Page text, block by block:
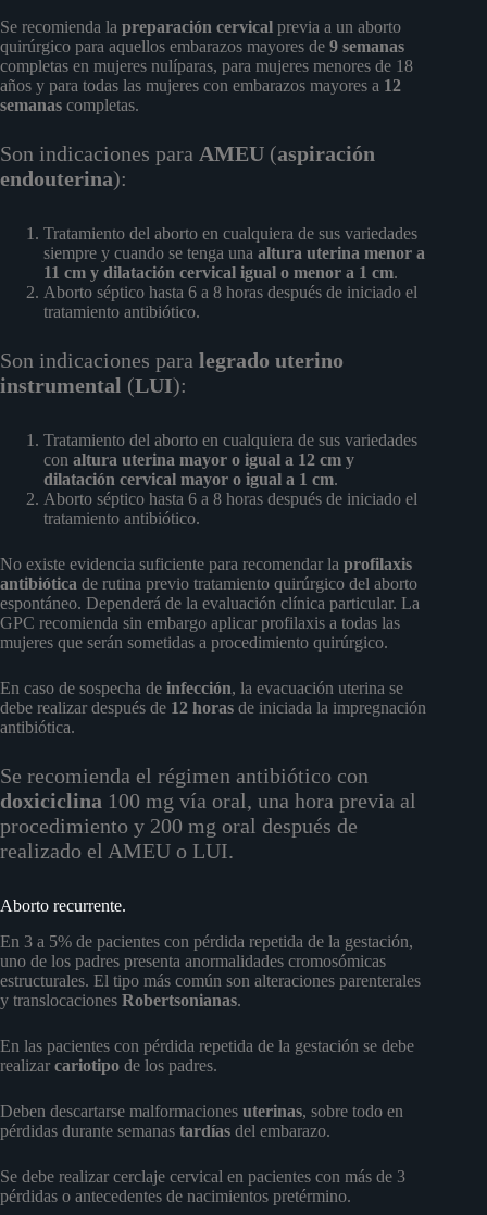
Se recomienda la preparación cervical previa a un aborto
quirúrgico para aquellos embarazos mayores de 9 semanas
completas en mujeres nulíparas, para mujeres menores de 18
años y para todas las mujeres con embarazos mayores a 12
semanas completas.
Son indicaciones para AMEU (aspiración
endouterina):
Tratamiento del aborto en cualquiera de sus variedades
siempre y cuando se tenga una altura uterina menor a
11 cm y dilatación cervical igual o menor a 1 cm.
Aborto séptico hasta 6 a 8 horas después de iniciado el
tratamiento antibiótico.
Son indicaciones para legrado uterino
instrumental (LUI):
Tratamiento del aborto en cualquiera de sus variedades
con altura uterina mayor o igual a 12 cm y
dilatación cervical mayor o igual a 1 cm.
Aborto séptico hasta 6 a 8 horas después de iniciado el
tratamiento antibiótico.
No existe evidencia suficiente para recomendar la profilaxis
antibiótica de rutina previo tratamiento quirúrgico del aborto
espontáneo. Dependerá de la evaluación clínica particular. La
GPC recomienda sin embargo aplicar profilaxis a todas las
mujeres que serán sometidas a procedimiento quirúrgico.
En caso de sospecha de infección, la evacuación uterina se
debe realizar después de 12 horas de iniciada la impregnación
antibiótica.
Se recomienda el régimen antibiótico con
doxiciclina 100 mg vía oral, una hora previa al
procedimiento y 200 mg oral después de
realizado el AMEU o LUI.
Aborto recurrente.
En 3 a 5% de pacientes con pérdida repetida de la gestación,
uno de los padres presenta anormalidades cromosómicas
estructurales. El tipo más común son alteraciones parenterales
y translocaciones Robertsonianas.
En las pacientes con pérdida repetida de la gestación se debe
realizar cariotipo de los padres.
Deben descartarse malformaciones uterinas, sobre todo en
pérdidas durante semanas tardías del embarazo.
Se debe realizar cerclaje cervical en pacientes con más de 3
pérdidas o antecedentes de nacimientos pretérmino.